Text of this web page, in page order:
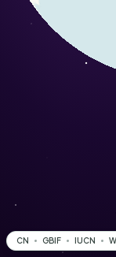
CN GBIF IUCN